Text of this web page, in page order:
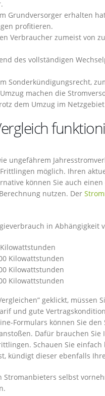
Grundversorger erhalten
profitieren.
Verbraucher zumeist von
des vollständigen
Sonderkündigungsrecht,
machen die
dem Umzug im
ungefährem
möglich. Ihren
können Sie auch
nutzen. Der
in Abhängigkeit
Kilowattstunden
Kilowattstunden
Kilowattstunden
geklickt,
und gute
Formulars können Sie
Dafür brauchen
Schauen Sie
kündigt dieser ebenfalls
selbst